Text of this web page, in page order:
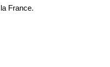
France.